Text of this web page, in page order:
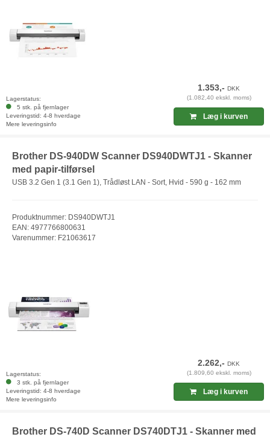
Lagerstatus:
5 stk. på fjernlager
Leveringstid: 4-8 hverdage
Mere leveringsinfo
1.353,-DKK
(1.082,40 ekskl. moms)
Læg i kurven
Brother DS-940DW Scanner DS940DWTJ1 - Skanner
med papir-tilførsel
USB 3.2 Gen 1 (3.1 Gen 1), Trådløst LAN - Sort, Hvid - 590 g - 162 mm
Produktnummer: DS940DWTJ1
EAN: 4977766800631
Varenummer: F21063617
Lagerstatus:
3 stk. på fjernlager
Leveringstid: 4-8 hverdage
Mere leveringsinfo
2.262,-DKK
(1.809,60 ekskl. moms)
Læg i kurven
Brother DS-740D Scanner DS740DTJ1 - Skanner med